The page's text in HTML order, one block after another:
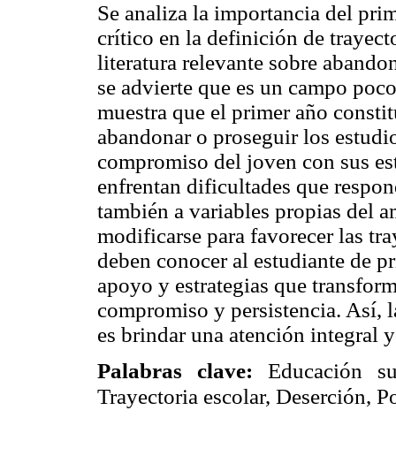
Se analiza la importancia del
crítico en la definición de
literatura relevante sobre
se advierte que es un campo
muestra que el primer año
abandonar o proseguir los
compromiso del joven con sus
enfrentan dificultades que
también a variables propias del
modificarse para favorecer las
deben conocer al estudiante de
apoyo y estrategias que
compromiso y persistencia. Así,
es brindar una atención integral
Palabras clave: Educación
Trayectoria escolar, Deserción,